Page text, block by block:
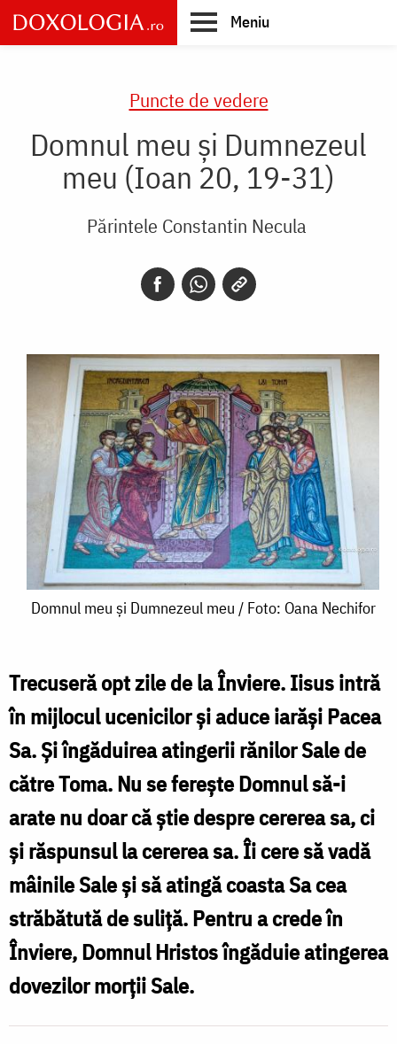
Skip
to
main
Meniu
Puncte de vedere
Domnul meu și Dumnezeul
meu (Ioan 20, 19-31)
Părintele Constantin Necula
Domnul
Dumnezeul
meu
/
Foto:
Oana
Nechifor
Domnul meu și Dumnezeul meu / Foto: Oana Nechifor
Trecuseră opt zile de la Înviere. Iisus intră
în mijlocul ucenicilor și aduce iarăși Pacea
Sa. Și îngăduirea atingerii rănilor Sale de
către Toma. Nu se ferește Domnul să-i
arate nu doar că știe despre cererea sa, ci
și răspunsul la cererea sa. Îi cere să vadă
mâinile Sale și să atingă coasta Sa cea
străbătută de suliță. Pentru a crede în
Înviere, Domnul Hristos îngăduie atingerea
dovezilor morții Sale.